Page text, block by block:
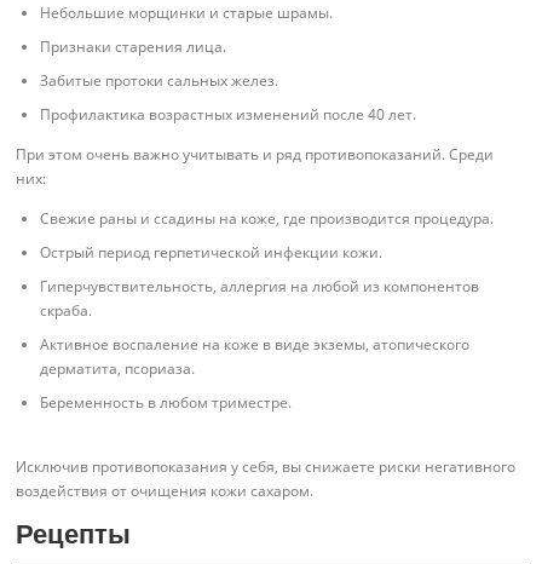
Небольшие морщинки и старые шрамы.
Признаки старения лица.
Забитые протоки сальных желез.
Профилактика возрастных изменений после 40 лет.
При этом очень важно учитывать и ряд противопоказаний. Среди
них:
Свежие раны и ссадины на коже, где производится процедура.
Острый период герпетической инфекции кожи.
Гиперчувствительность, аллергия на любой из компонентов
скраба.
Активное воспаление на коже в виде экземы, атопического
дерматита, псориаза.
Беременность в любом триместре.
Исключив противопоказания у себя, вы снижаете риски негативного
воздействия от очищения кожи сахаром.
Рецепты